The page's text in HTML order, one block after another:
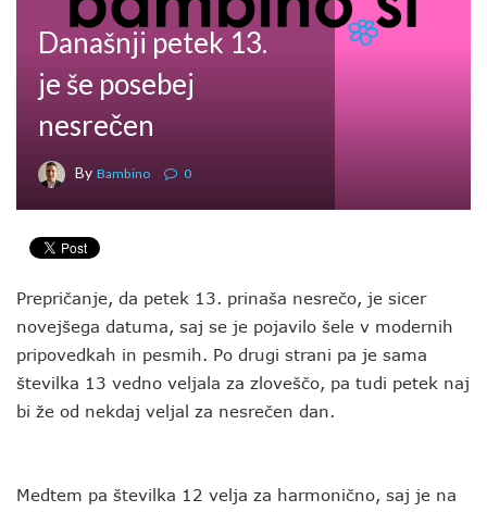
Današnji petek 13.
je še posebej
nesrečen
By Bambino 0
Prepričanje, da petek 13. prinaša nesrečo, je sicer
novejšega datuma, saj se je pojavilo šele v modernih
pripovedkah in pesmih. Po drugi strani pa je sama
številka 13 vedno veljala za zloveščo, pa tudi petek naj
bi že od nekdaj veljal za nesrečen dan.
Medtem pa številka 12 velja za harmonično, saj je na